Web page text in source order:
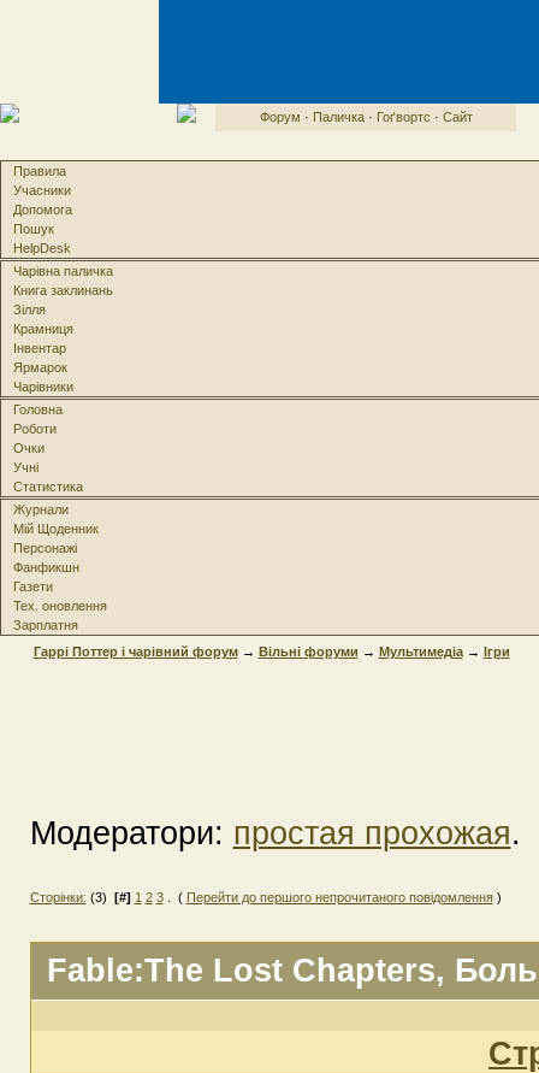
Форум · Паличка· Гоґвортс · Сайт
Правила
Учасники
Допомога
Пошук
HelpDesk
Чарівна паличка
Книга заклинань
Зілля
Крамниця
Інвентар
Ярмарок
Чарівники
Головна
Роботи
Очки
Учні
Статистика
Журнали
Мій Щоденник
Персонажі
Фанфикшн
Газети
Тех. оновлення
Зарплатня
Гаррі Поттер і чарівний форум→ Вільні форуми → Мультимедіа→ Ігри
Модератори: простая прохожая.
Сторінки: (3) [#] 1 2 3. ( Перейти до першого непрочитаного повідомлення)
Fable:The Lost Chapters,